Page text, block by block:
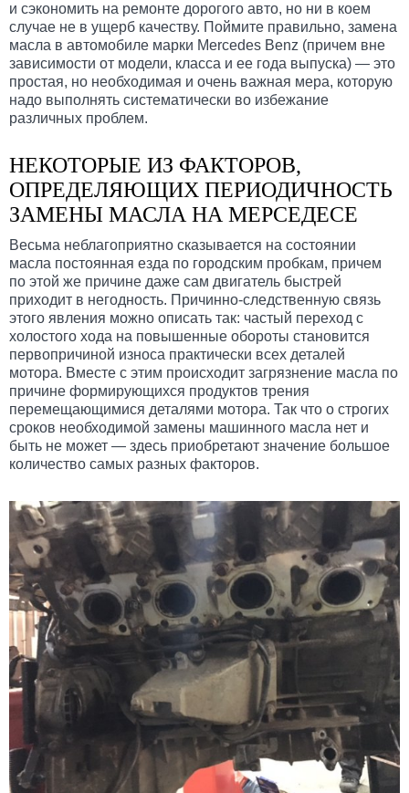
и сэкономить на ремонте дорогого авто, но ни в коем
случае не в ущерб качеству. Поймите правильно, замена
масла в автомобиле марки Mercedes Benz (причем вне
зависимости от модели, класса и ее года выпуска) — это
простая, но необходимая и очень важная мера, которую
надо выполнять систематически во избежание
различных проблем.
НЕКОТОРЫЕ ИЗ ФАКТОРОВ,
ОПРЕДЕЛЯЮЩИХ ПЕРИОДИЧНОСТЬ
ЗАМЕНЫ МАСЛА НА МЕРСЕДЕСЕ
Весьма неблагоприятно сказывается на состоянии
масла постоянная езда по городским пробкам, причем
по этой же причине даже сам двигатель быстрей
приходит в негодность. Причинно-следственную связь
этого явления можно описать так: частый переход с
холостого хода на повышенные обороты становится
первопричиной износа практически всех деталей
мотора. Вместе с этим происходит загрязнение масла по
причине формирующихся продуктов трения
перемещающимися деталями мотора. Так что о строгих
сроков необходимой замены машинного масла нет и
быть не может — здесь приобретают значение большое
количество самых разных факторов.